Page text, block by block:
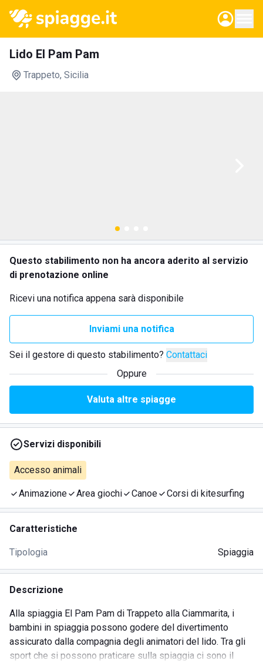
Lido El Pam Pam
Trappeto, Sicilia
Questo stabilimento non ha ancora aderito al servizio
di prenotazione online
Ricevi una notifica appena sarà disponibile
Inviami una notifica
Sei il gestore di questo stabilimento? Contattaci
Oppure
Valuta altre spiagge
Servizi disponibili
Accesso animali
Animazione Area giochi Canoe Corsi di kitesurfing
Caratteristiche
Tipologia Spiaggia
Descrizione
Alla spiaggia El Pam Pam di Trappeto alla Ciammarita, i
bambini in spiaggia possono godere del divertimento
assicurato dalla compagnia degli animatori del lido. Tra gli
sport che si possono praticare sulla spiaggia ci sono il